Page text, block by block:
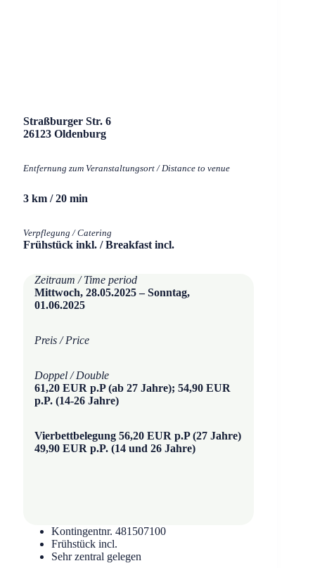
Straßburger Str. 6
26123 Oldenburg
Entfernung zum Veranstaltungsort / Distance to venue
3 km / 20 min
Verpflegung / Catering
Frühstück inkl. / Breakfast incl.
Zeitraum / Time period
Mittwoch, 28.05.2025 – Sonntag,
01.06.2025
Preis / Price
Doppel / Double
61,20 EUR p.P (ab 27 Jahre); 54,90 EUR
p.P. (14-26 Jahre)
Vierbettbelegung 56,20 EUR p.P (27 Jahre)
49,90 EUR p.P. (14 und 26 Jahre)
Kontingentnr. 481507100
Frühstück incl.
Sehr zentral gelegen